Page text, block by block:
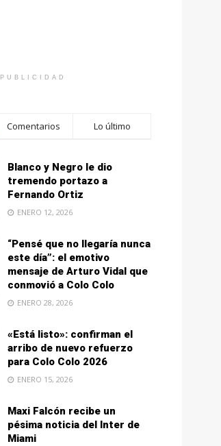
PUBLICIDAD
Comentarios Lo último
Blanco y Negro le dio
tremendo portazo a
Fernando Ortiz
ENERO 12, 2026
“Pensé que no llegaría nunca
este día”: el emotivo
mensaje de Arturo Vidal que
conmovió a Colo Colo
ENERO 28, 2026
«Está listo»: confirman el
arribo de nuevo refuerzo
para Colo Colo 2026
ENERO 15, 2026
Maxi Falcón recibe un
pésima noticia del Inter de
Miami